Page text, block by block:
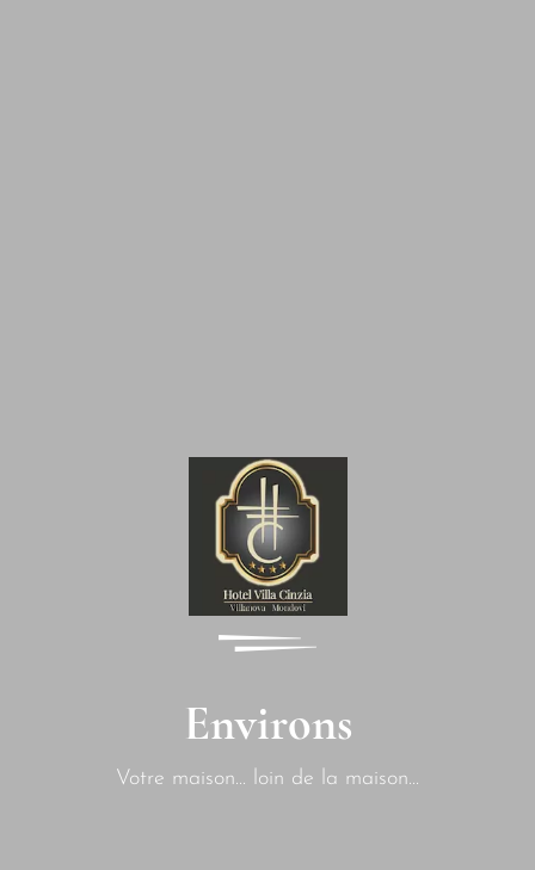
Environs
Votre maison... loin de la maison...